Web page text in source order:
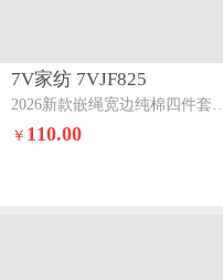
7V家纺 7VJF825
2026新款嵌绳宽边纯棉四件套13376全棉小清新喷
￥ 110.00